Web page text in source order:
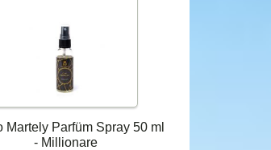
Martely Parfüm Spray 50 ml
- Millionare